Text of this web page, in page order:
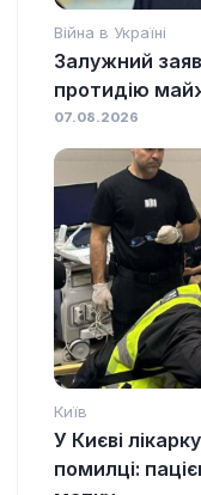
Війна в Україні
Залужний
протидію
07.08.2026
Київ
У Києві
помилці: